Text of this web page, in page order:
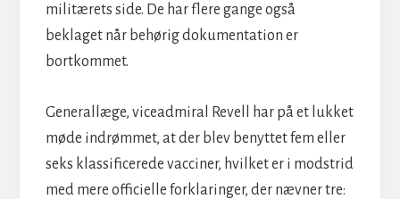
militærets side. De har flere gange også
beklaget når behørig dokumentation er
bortkommet.
Generallæge, viceadmiral Revell har på et lukket
møde indrømmet, at der blev benyttet fem eller
seks klassificerede vacciner, hvilket er i modstrid
med mere officielle forklaringer, der nævner tre: